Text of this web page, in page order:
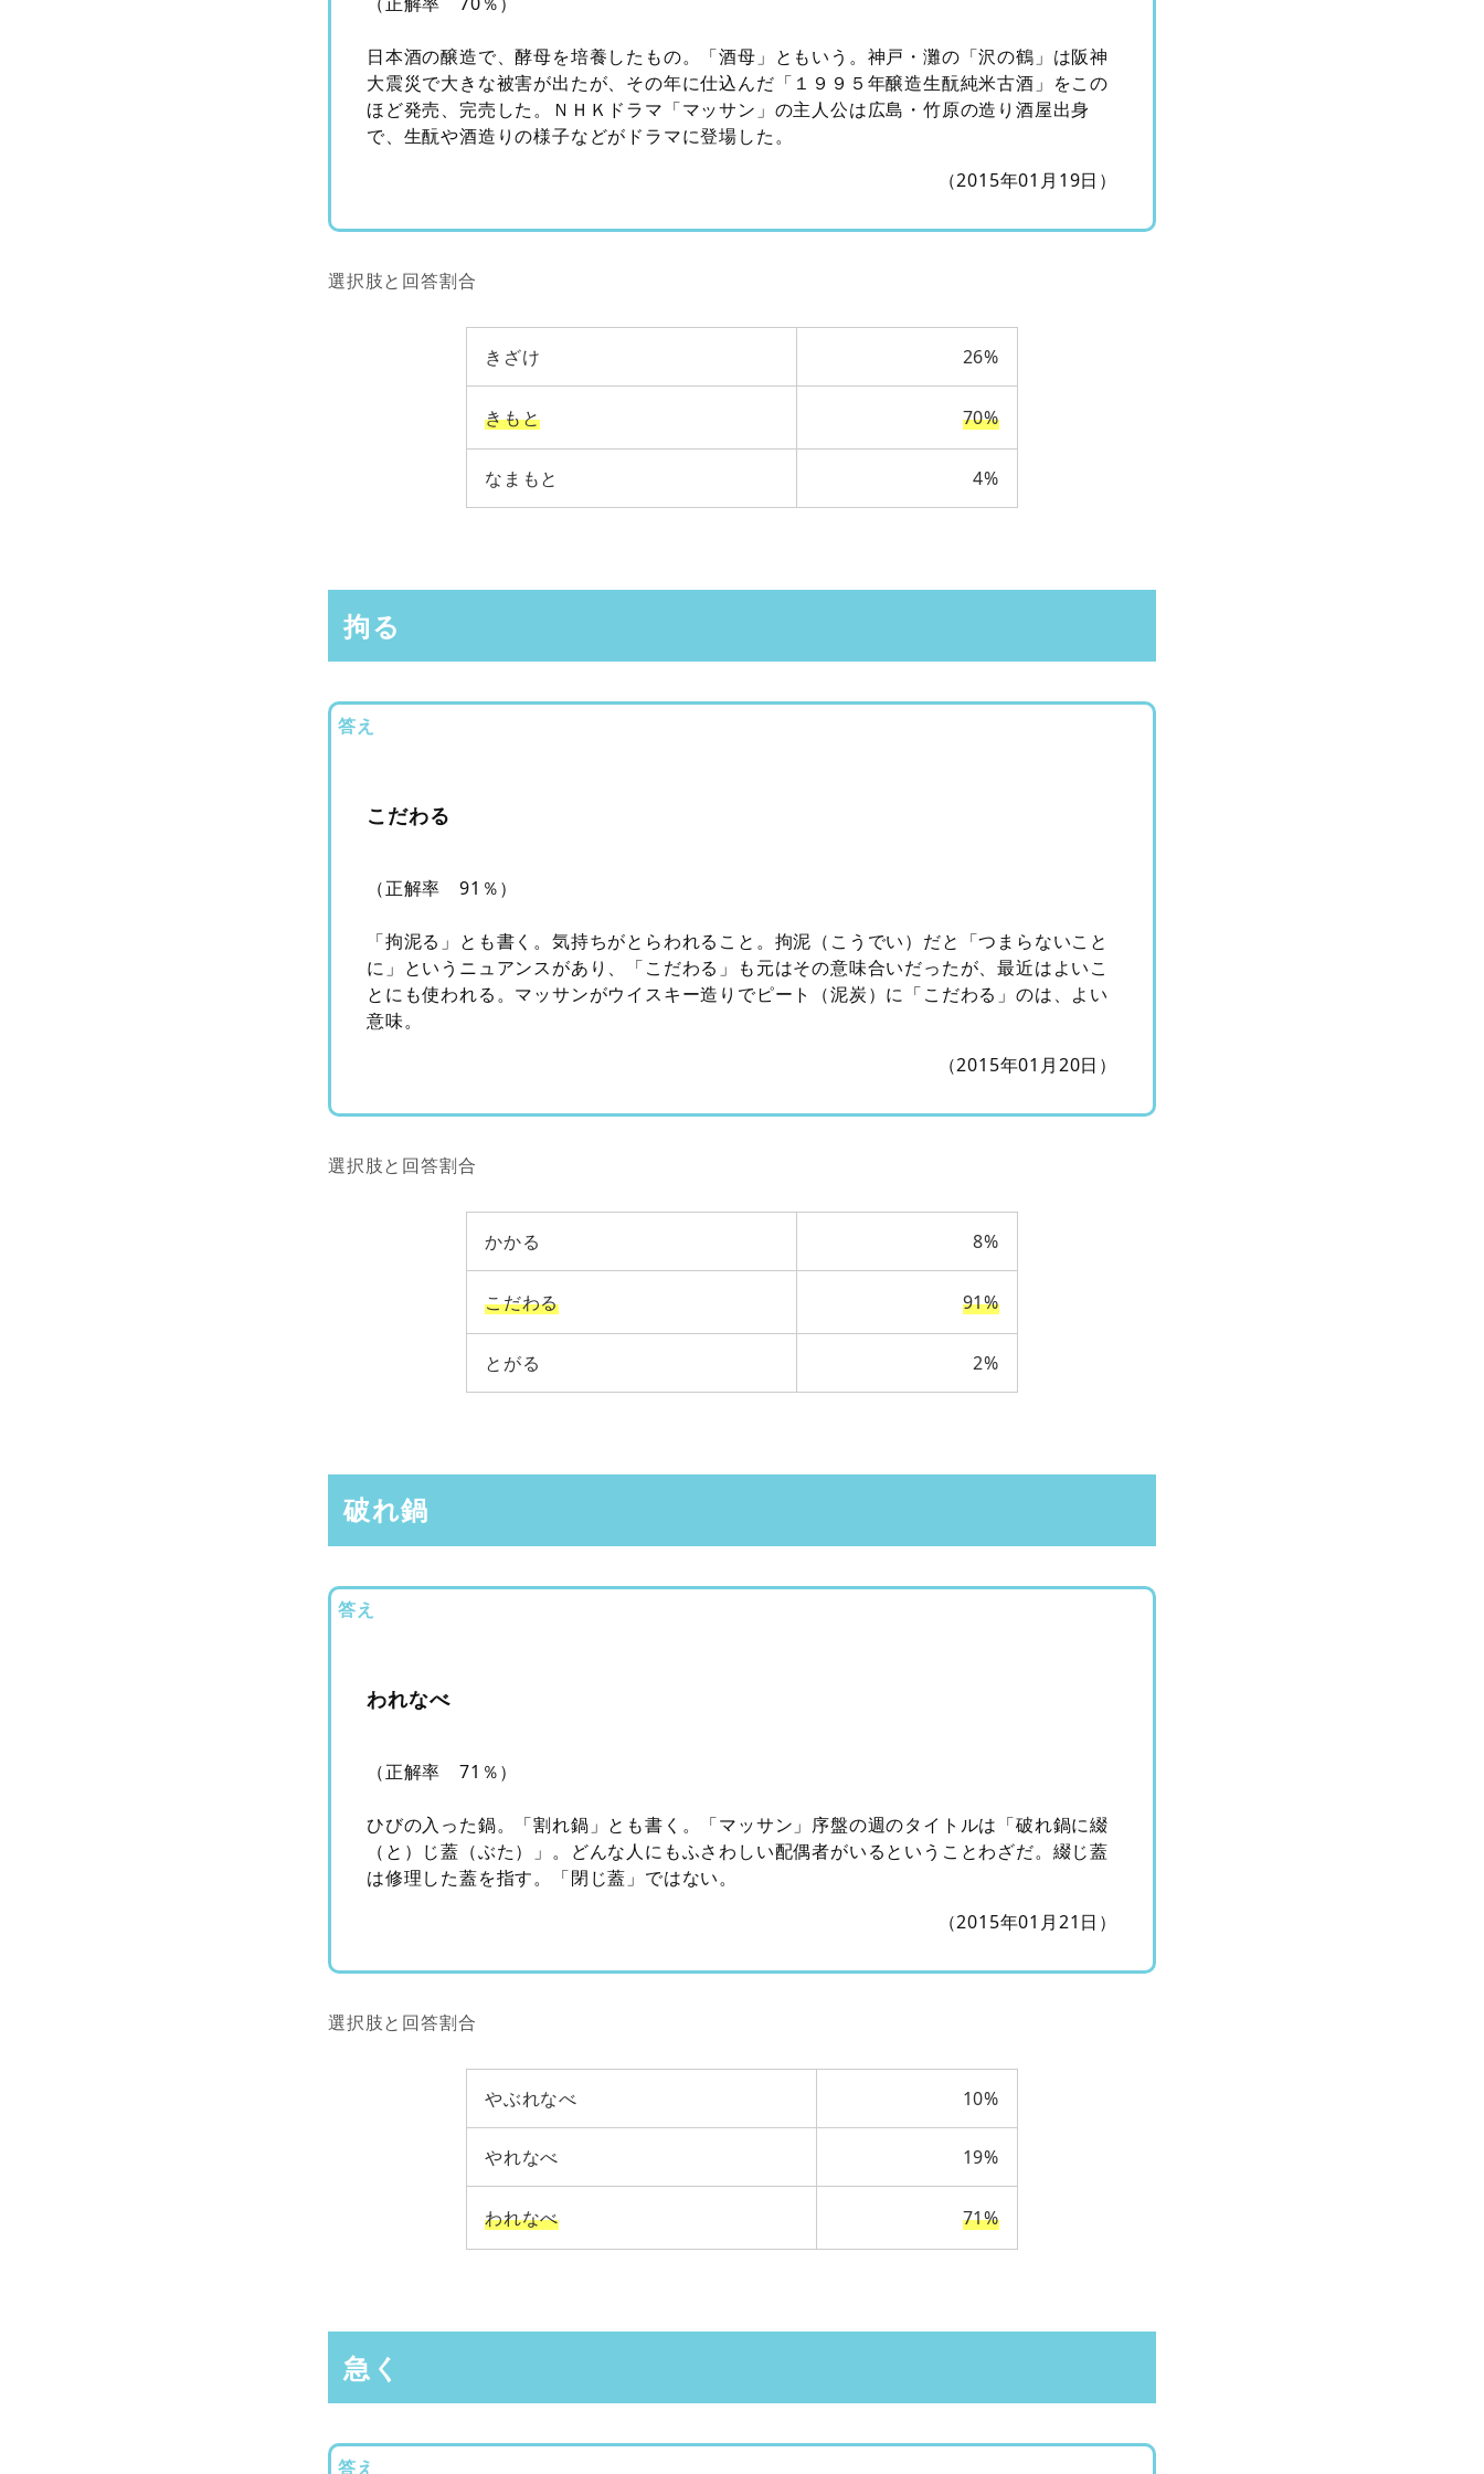
日本酒の醸造で、酵母を培養したもの。「酒母」ともいう。神戸・灘の「沢の鶴」は阪神
大震災で大きな被害が出たが、その年に仕込んだ「１９９５年醸造生酛純米古酒」をこの
ほど発売、完売した。ＮＨＫドラマ「マッサン」の主人公は広島・竹原の造り酒屋出身
で、生酛や酒造りの様子などがドラマに登場した。
（2015年01月19日）
選択肢と回答割合
きざけ 26%
きもと 70%
なまもと 4%
拘る
答え
こだわる
（正解率 91％）
「拘泥る」とも書く。気持ちがとらわれること。拘泥（こうでい）だと「つまらないこと
に」というニュアンスがあり、「こだわる」も元はその意味合いだったが、最近はよいこ
とにも使われる。マッサンがウイスキー造りでピート（泥炭）に「こだわる」のは、よい
意味。
（2015年01月20日）
選択肢と回答割合
かかる 8%
こだわる 91%
とがる 2%
破れ鍋
答え
われなべ
（正解率 71％）
ひびの入った鍋。「割れ鍋」とも書く。「マッサン」序盤の週のタイトルは「破れ鍋に綴
（と）じ蓋（ぶた）」。どんな人にもふさわしい配偶者がいるということわざだ。綴じ蓋
は修理した蓋を指す。「閉じ蓋」ではない。
（2015年01月21日）
選択肢と回答割合
やぶれなべ 10%
やれなべ 19%
われなべ 71%
急く
答え